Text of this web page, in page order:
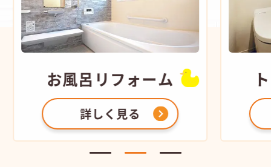
お風呂 リフォーム
詳しく見る